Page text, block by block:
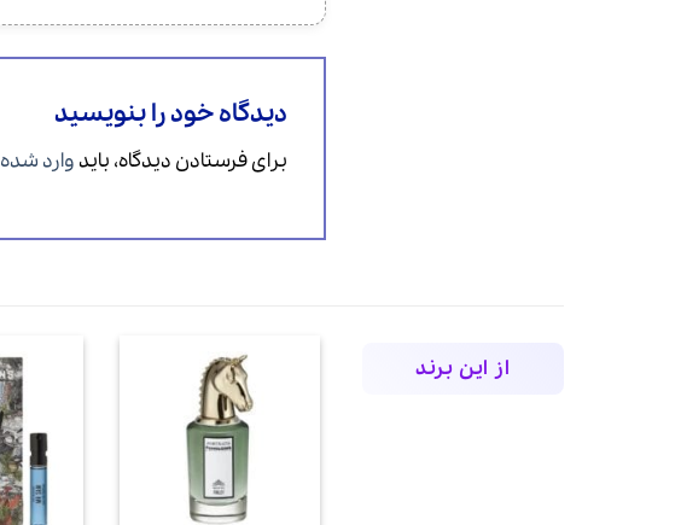
دیدگاه خود را بنویسید
برای فرستادن دیدگاه، باید وارد شده
از این برند